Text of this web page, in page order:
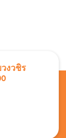
งวชิร